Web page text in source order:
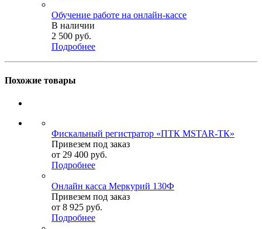
Обучение работе на онлайн-кассе
В наличии
2 500 руб.
Подробнее
Похожие товары
Фискальный регистратор «ПТК MSTAR-ТК»
Привезем под заказ
от 29 400 руб.
Подробнее
Онлайн касса Меркурий 130Ф
Привезем под заказ
от 8 925 руб.
Подробнее